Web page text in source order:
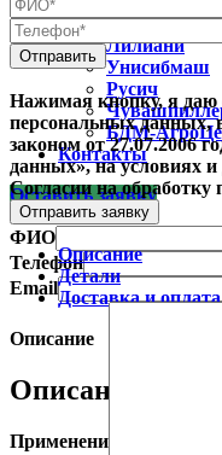
Скаут
Лилиани
Унисибмаш
Русич
БДМ-
Контакты
Оставить заявку
ФИО
Телефон
Email
Нажимая кнопку, я даю
персональных данных,
законом от 27.07.2006
данных», на условиях
Согласии на
Отправить заявку
Описание
Детали
Доставка и оплата
Описание
Описание
Применение: